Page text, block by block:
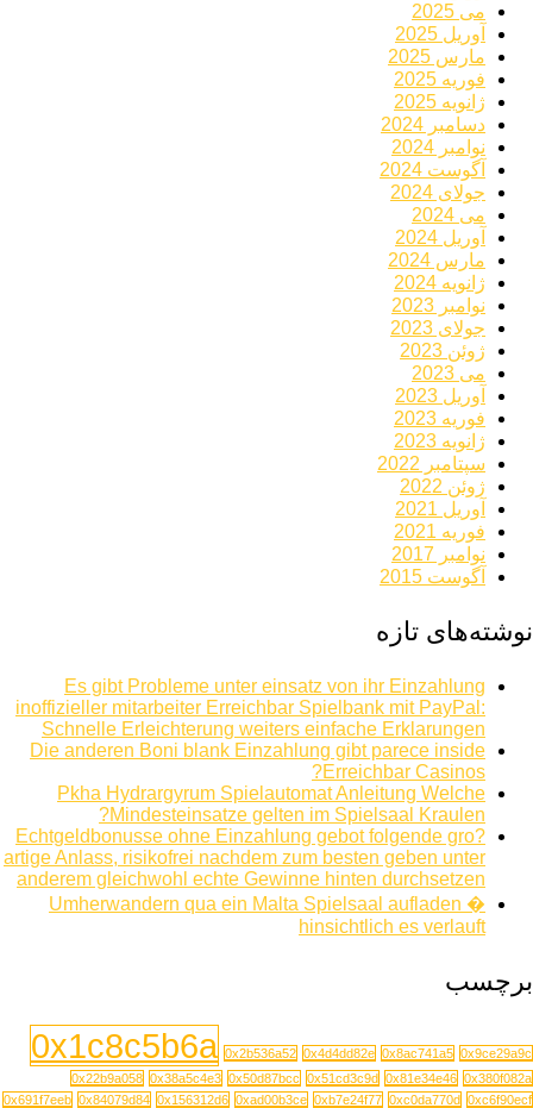
می 2025
آوریل 2025
مارس 2025
فوریه 2025
ژانویه 2025
دسامبر 2024
نوامبر 2024
آگوست 2024
جولای 2024
می 2024
آوریل 2024
مارس 2024
ژانویه 2024
نوامبر 2023
جولای 2023
ژوئن 2023
می 2023
آوریل 2023
فوریه 2023
ژانویه 2023
سپتامبر 2022
ژوئن 2022
آوریل 2021
فوریه 2021
نوامبر 2017
آگوست 2015
نوشته‌های تازه
Es gibt Probleme unter einsatz von ihr Einzahlung
inoffizieller mitarbeiter Erreichbar Spielbank mit PayPal:
Schnelle Erleichterung weiters einfache Erklarungen
Die anderen Boni blank Einzahlung gibt parece inside
Erreichbar Casinos?
Pkha Hydrargyrum Spielautomat Anleitung Welche
Mindesteinsatze gelten im Spielsaal Kraulen?
Echtgeldbonusse ohne Einzahlung gebot folgende gro?
artige Anlass, risikofrei nachdem zum besten geben unter
anderem gleichwohl echte Gewinne hinten durchsetzen
Umherwandern qua ein Malta Spielsaal aufladen �
hinsichtlich es verlauft
برچسب
0x1c8c5b6a 0x2b536a52 0x4d4dd82e 0x8ac741a5 0x9ce29a9c
0x22b9a058 0x38a5c4e3 0x50d87bcc 0x51cd3c9d 0x81e34e46 0x380f082a
0x691f7eeb 0x84079d84 0x156312d6 0xad00b3ce 0xb7e24f77 0xc0da770d 0xc6f90ecf